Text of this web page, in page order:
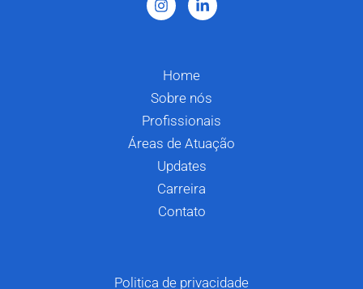
Home
Sobre nós
Profissionais
Áreas de Atuação
Updates
Carreira
Contato
Politica de privacidade